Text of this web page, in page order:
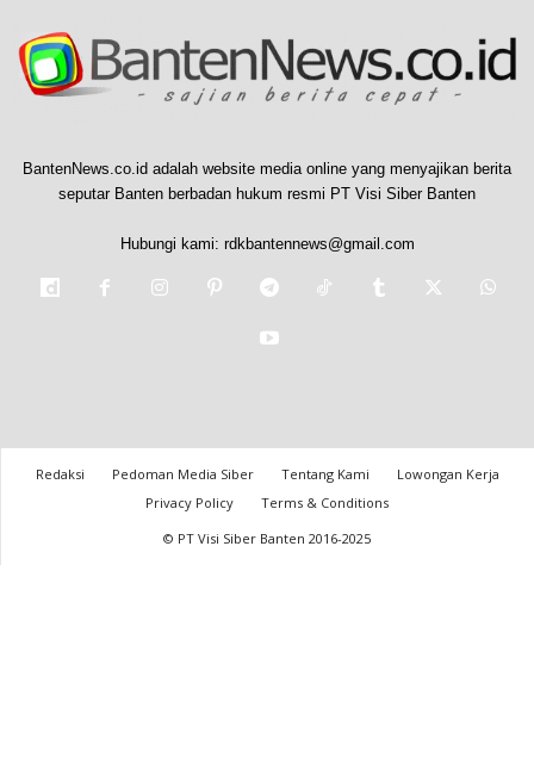
BantenNews.co.id adalah website media online yang menyajikan berita
seputar Banten berbadan hukum resmi PT Visi Siber Banten
Hubungi kami: rdkbantennews@gmail.com
Redaksi Pedoman Media Siber Tentang Kami
Lowongan Kerja
Privacy Policy
Terms & Conditions
© PT Visi Siber Banten 2016-2025